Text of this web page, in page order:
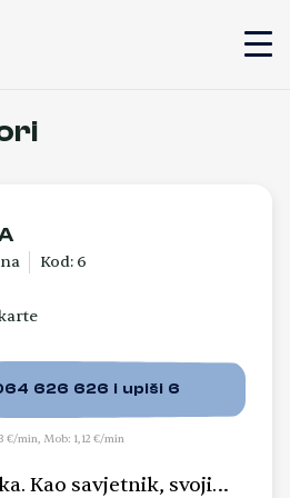
Kod: 6
626 626 i upiši 6
€/min, Mob: 1,12 €/min
Kao savjetnik, svojim